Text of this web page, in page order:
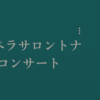
ラサロントナ
ンサート